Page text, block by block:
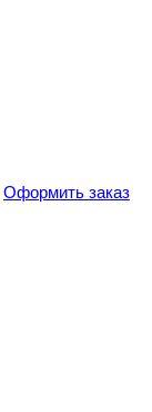
Оформить заказ